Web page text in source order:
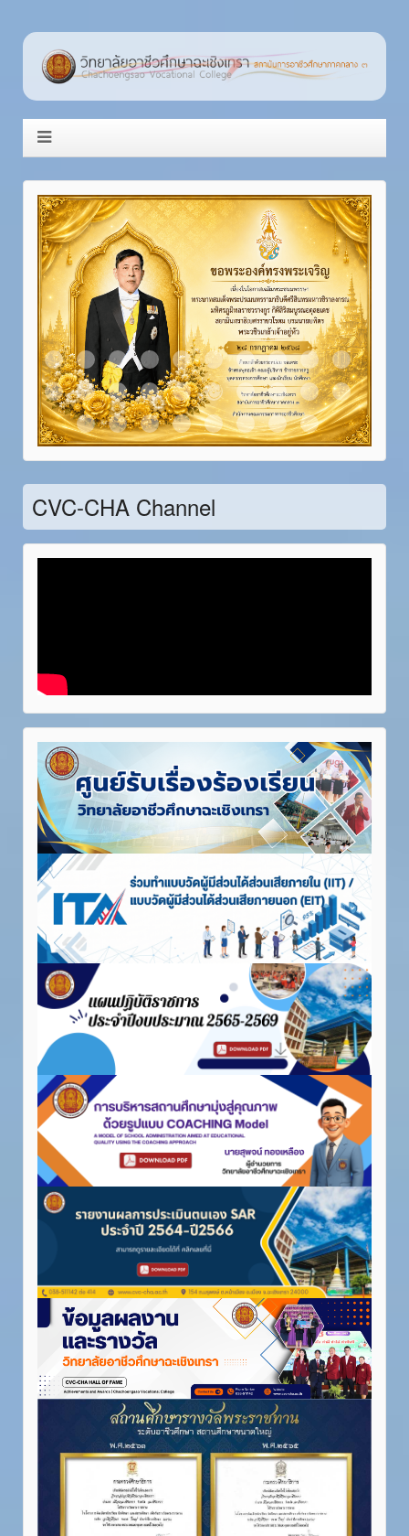
Item 1Item 2Item 3 Item 4Item 5Item 6Item 7Item 8Item 9Item 10
Item 11Item 12Item 13Item 14Item 15Item 16Item 17Item 18Item 19Item 20
Item 21Item 22Item 23Item 24Item 25Item 26Item 27Item 28
CVC-CHA Channel